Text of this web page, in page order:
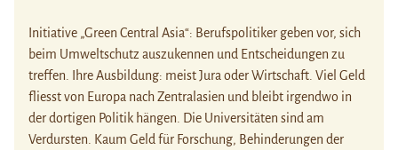
Initiative „Green Central Asia“: Berufspolitiker geben vor, sich
beim Umweltschutz auszukennen und Entscheidungen zu
treffen. Ihre Ausbildung: meist Jura oder Wirtschaft. Viel Geld
fliesst von Europa nach Zentralasien und bleibt irgendwo in
der dortigen Politik hängen. Die Universitäten sind am
Verdursten. Kaum Geld für Forschung, Behinderungen der